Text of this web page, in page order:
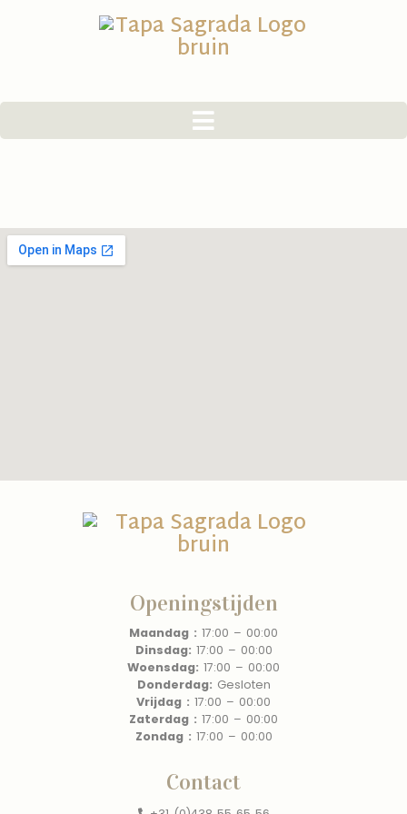
Openingstijden
Maandag : 17:00 – 00:00
Dinsdag: 17:00 – 00:00
Woensdag: 17:00 – 00:00
Donderdag: Gesloten
Vrijdag : 17:00 – 00:00
Zaterdag : 17:00 – 00:00
Zondag : 17:00 – 00:00
Contact